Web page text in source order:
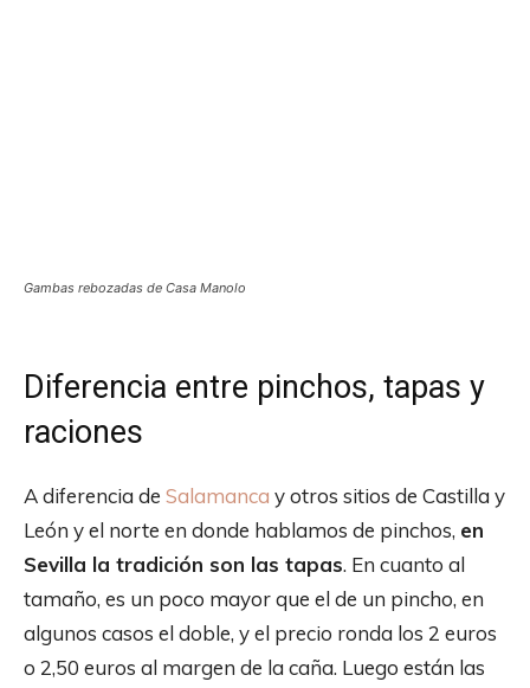
Gambas rebozadas de Casa Manolo
Diferencia entre pinchos, tapas y
raciones
A diferencia de Salamanca y otros sitios de Castilla y
León y el norte en donde hablamos de pinchos, en
Sevilla la tradición son las tapas. En cuanto al
tamaño, es un poco mayor que el de un pincho, en
algunos casos el doble, y el precio ronda los 2 euros
o 2,50 euros al margen de la caña. Luego están las